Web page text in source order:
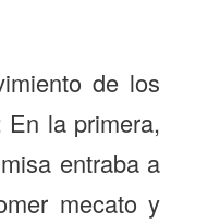
de los
la primera,
entraba a
mecato y